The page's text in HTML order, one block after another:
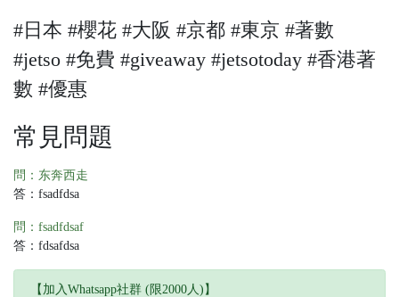
#日本 #櫻花 #大阪 #京都 #東京 #著數
#jetso #免費 #giveaway #jetsotoday #香港著
數 #優惠
常見問題
問：东奔西走
答：fsadfdsa
問：fsadfdsaf
答：fdsafdsa
【加入Whatsapp社群 (限2000人)】